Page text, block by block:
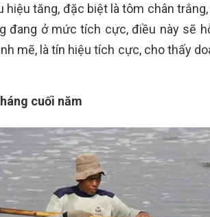
hiệu tăng, đặc biệt là tôm chân
đang ở mức tích cực, điều này sẽ
mẽ, là tín hiệu tích cực, cho thấy
cuối năm